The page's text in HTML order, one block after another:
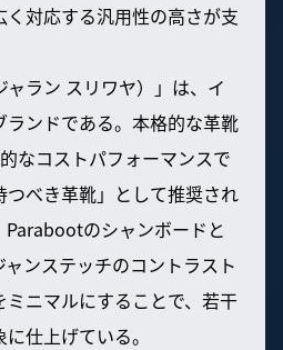
対応する汎用性の高さが支
ャラン スリワヤ）」は、イ
ランドである。本格的な革靴
なコストパフォーマンスで
べき革靴」として推奨され
Parabootのシャンボードと
ンステッチのコントラスト
ニマルにすることで、若干
仕上げている。